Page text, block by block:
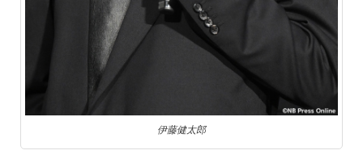
伊藤健太郎